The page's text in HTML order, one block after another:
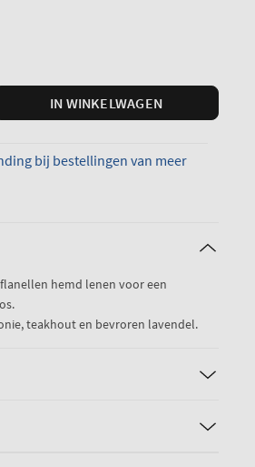
IN WINKELWAGEN
bij bestellingen van meer
hemd lenen voor een
teakhout en bevroren lavendel.